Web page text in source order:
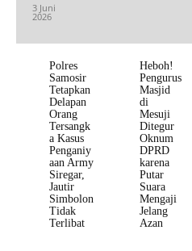
3 Juni
2026
Polres
Samosir
Tetapkan
Delapan
Orang
Tersangk
a Kasus
Penganiy
aan Army
Siregar,
Jautir
Simbolon
Tidak
Terlibat
Heboh!
Pengurus
Masjid
di
Mesuji
Ditegur
Oknum
DPRD
karena
Putar
Suara
Mengaji
Jelang
Azan